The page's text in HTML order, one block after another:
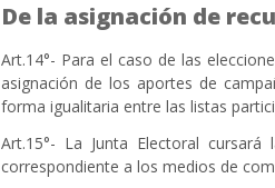
De la asignación de
Art.14°- Para el caso de las
asignación de los aportes de
forma igualitaria entre las listas
Art.15°- La Junta Electoral cursará
correspondiente a los medios de